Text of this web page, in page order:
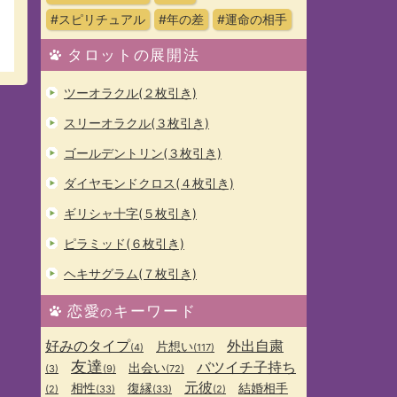
#スピリチュアル
#年の差 #運命の相手
タロットの展開法
ツーオラクル(２枚引き)
スリーオラクル(３枚引き)
ゴールデントリン(３枚引き)
ダイヤモンドクロス(４枚引き)
ギリシャ十字(５枚引き)
ピラミッド(６枚引き)
ヘキサグラム(７枚引き)
恋愛のキーワード
好みのタイプ(4) 片想い(117) 外出自粛
(3) 友達 (9) 出会い(72) バツイチ子持ち
(2) 相性(33) 復縁(33) 元彼(2) 結婚相手